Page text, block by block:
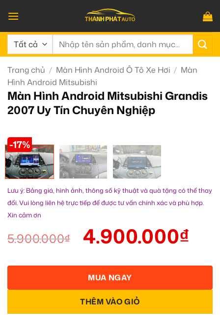
qua
nội
dung
Tìm
Trang chủ / Màn Hình Android Ô Tô Xe Hơi / Màn
Hình Android Mitsubishi
Màn Hình Android Mitsubishi Grandis
2007 Uy Tín Chuyên Nghiệp
-17%
Lưu ý: Bảng giá, hình ảnh, thông số kỹ thuật và quà tặng có thể thay
đổi. Vui lòng liên hệ trực tiếp để được tư vấn chính xác và phù hợp.
Xin cảm ơn
5.900.000₫ 4.900.000₫
THÊM VÀO GIỎ
MUA NGAY